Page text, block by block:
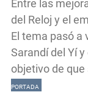
Entre las
del Reloj y el
El tema pasó a
Sarandí del Yí
objetivo de
PORTADA